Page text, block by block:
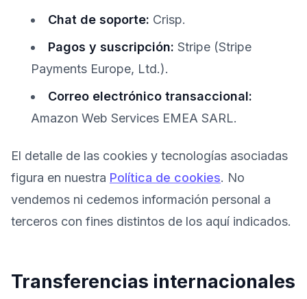
Chat de soporte: Crisp.
Pagos y suscripción: Stripe (Stripe
Payments Europe, Ltd.).
Correo electrónico transaccional:
Amazon Web Services EMEA SARL.
El detalle de las cookies y tecnologías asociadas
figura en nuestra Política de cookies. No
vendemos ni cedemos información personal a
terceros con fines distintos de los aquí indicados.
Transferencias internacionales